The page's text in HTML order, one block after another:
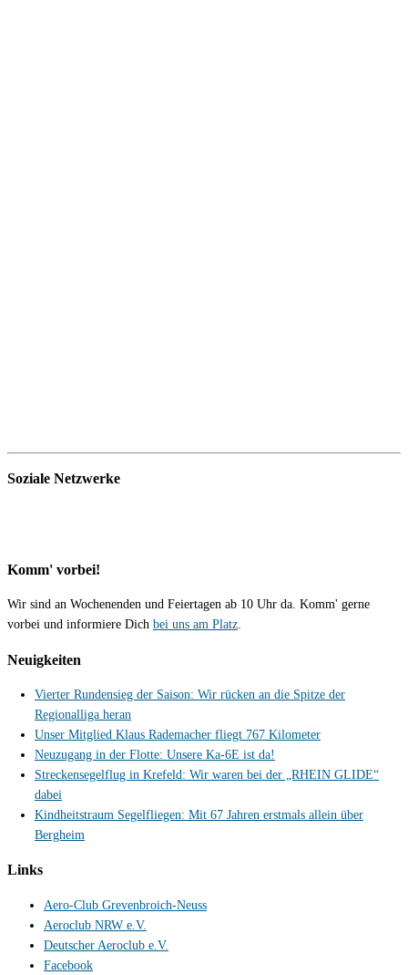
Soziale Netzwerke
Komm' vorbei!
Wir sind an Wochenenden und Feiertagen ab 10 Uhr da. Komm' gerne
vorbei und informiere Dich bei uns am Platz.
Neuigkeiten
Vierter Rundensieg der Saison: Wir rücken an die Spitze der
Regionalliga heran
Unser Mitglied Klaus Rademacher fliegt 767 Kilometer
Neuzugang in der Flotte: Unsere Ka-6E ist da!
Streckensegelflug in Krefeld: Wir waren bei der „RHEIN GLIDE“
dabei
Kindheitstraum Segelfliegen: Mit 67 Jahren erstmals allein über
Bergheim
Links
Aero-Club Grevenbroich-Neuss
Aeroclub NRW e.V.
Deutscher Aeroclub e.V.
Facebook